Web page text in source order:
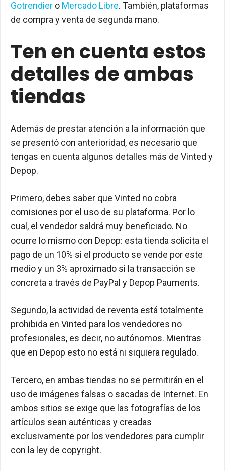
Gotrendier o Mercado Libre. También, plataformas
de compra y venta de segunda mano.
Ten en cuenta estos
detalles de ambas
tiendas
Además de prestar atención a la información que
se presentó con anterioridad, es necesario que
tengas en cuenta algunos detalles más de Vinted y
Depop.
Primero, debes saber que Vinted no cobra
comisiones por el uso de su plataforma. Por lo
cual, el vendedor saldrá muy beneficiado. No
ocurre lo mismo con Depop: esta tienda solicita el
pago de un 10% si el producto se vende por este
medio y un 3% aproximado si la transacción se
concreta a través de PayPal y Depop Pauments.
Segundo, la actividad de reventa está totalmente
prohibida en Vinted para los vendedores no
profesionales, es decir, no autónomos. Mientras
que en Depop esto no está ni siquiera regulado.
Tercero, en ambas tiendas no se permitirán en el
uso de imágenes falsas o sacadas de Internet. En
ambos sitios se exige que las fotografías de los
artículos sean auténticas y creadas
exclusivamente por los vendedores para cumplir
con la ley de copyright.